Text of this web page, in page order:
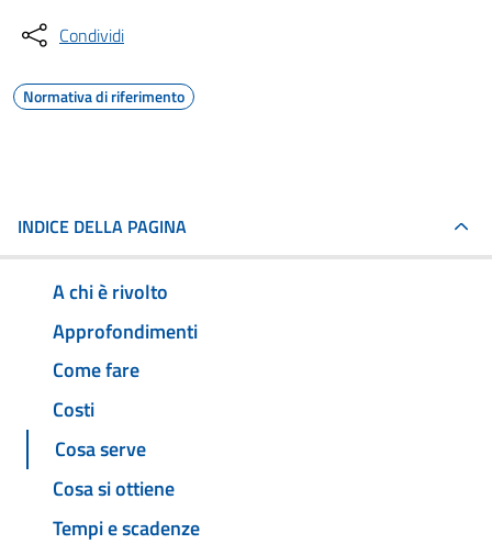
Condividi
Normativa di riferimento
INDICE DELLA PAGINA
A chi è rivolto
Approfondimenti
Come fare
Costi
Cosa serve
Cosa si ottiene
Tempi e scadenze